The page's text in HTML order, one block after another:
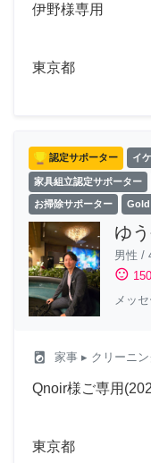
伊野様専用
東京都
認定サポーター イ
家具組立認定サポーター
お掃除サポーター Gold
ゆ
男性 /
sentiment_satisfied 150
メッ
local_laundry_service 家事 ▸ クリーニ
Qnoir様ご専用
東京都